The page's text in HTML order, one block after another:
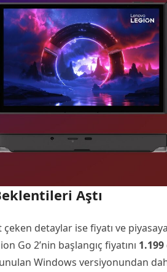
Aştı
detaylar ise fiyatı ve
Go 2’nin başlangıç fiyatını
Windows versiyonundan